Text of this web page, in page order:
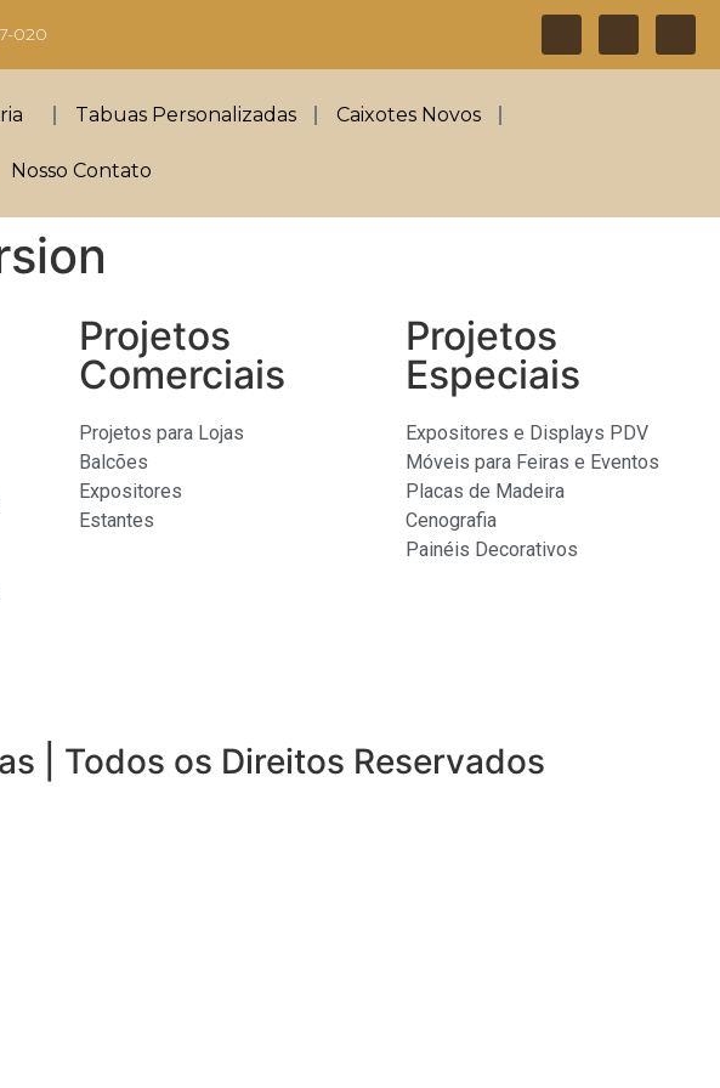
020
Tabuas Personalizadas Caixotes Novos
Nosso Contato
Projetos
Comerciais
Projetos para Lojas
Balcões
Expositores
Estantes
Projetos
Especiais
Expositores e Displays PDV
Móveis para Feiras e Eventos
Placas de Madeira
Cenografia
Painéis Decorativos
| Todos os Direitos Reservados